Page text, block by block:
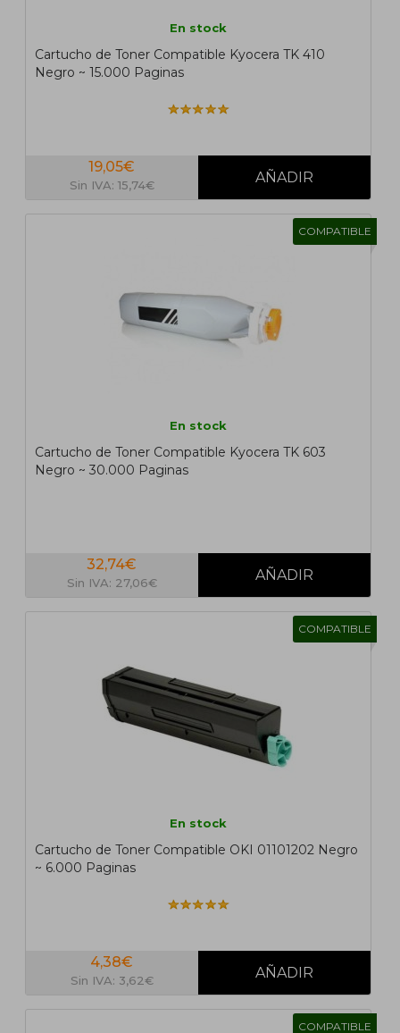
En stock
Cartucho de Toner Compatible Kyocera TK 410
Negro ~ 15.000 Paginas
19,05€
Sin IVA: 15,74€
COMPATIBLE
En stock
Cartucho de Toner Compatible Kyocera TK 603
Negro ~ 30.000 Paginas
32,74€
Sin IVA: 27,06€
COMPATIBLE
En stock
Cartucho de Toner Compatible OKI 01101202 Negro
~ 6.000 Paginas
4,38€
Sin IVA: 3,62€
COMPATIBLE